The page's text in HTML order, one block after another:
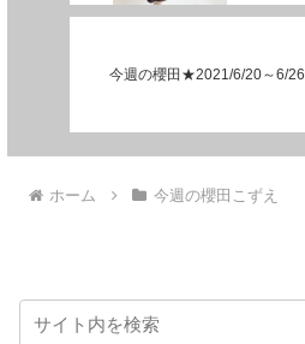
今週の櫻田★2021/6/20～6/26
ホーム 今週の櫻田こずえ